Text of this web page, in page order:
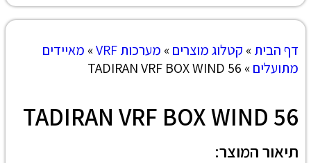
דף הבית» קטלוג מוצרים» מערכות VRF » מאיידים
מתועלים»
TADIRAN VRF BOX WIND 56
TADIRAN VRF BOX WIND 56
תיאור המוצר: